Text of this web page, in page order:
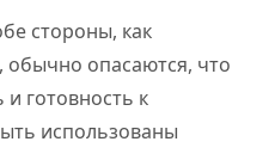
стороны, как
обычно опасаются, что
готовность к
использованы